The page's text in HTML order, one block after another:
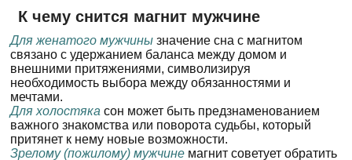
К чему снится магнит мужчине
Для женатого мужчины значение сна с магнитом
связано с удержанием баланса между домом и
внешними притяжениями, символизируя
необходимость выбора между обязанностями и
мечтами.
Для холостяка сон может быть предзнаменованием
важного знакомства или поворота судьбы, который
притянет к нему новые возможности.
Зрелому (пожилому) мужчине магнит советует обратить